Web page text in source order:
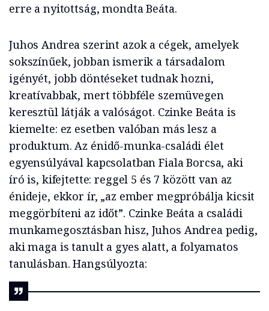
erre a nyitottság, mondta Beáta.
Juhos Andrea szerint azok a cégek, amelyek
sokszínűek, jobban ismerik a társadalom
igényét, jobb döntéseket tudnak hozni,
kreatívabbak, mert többféle szemüvegen
keresztül látják a valóságot. Czinke Beáta is
kiemelte: ez esetben valóban más lesz a
produktum. Az énidő-munka-családi élet
egyensúlyával kapcsolatban Fiala Borcsa, aki
író is, kifejtette: reggel 5 és 7 között van az
énideje, ekkor ír, „az ember megpróbálja kicsit
meggörbíteni az időt”. Czinke Beáta a családi
munkamegosztásban hisz, Juhos Andrea pedig,
aki maga is tanult a gyes alatt, a folyamatos
tanulásban. Hangsúlyozta: